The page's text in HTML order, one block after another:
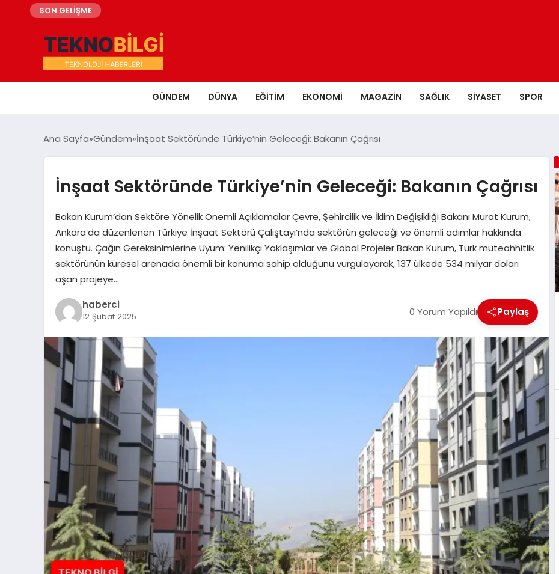
SON GELİŞME
GÜNDEM DÜNYA EĞITIM EKONOMI MAGAZIN SAĞLIK SIYASET SPOR
Ana Sayfa Gündem İnşaat Sektöründe Türkiye’nin Geleceği: Bakanın Çağrısı
İnşaat Sektöründe Türkiye’nin Geleceği: Bakanın Çağrısı
Bakan Kurum’dan Sektöre Yönelik Önemli Açıklamalar Çevre, Şehircilik ve İklim Değişikliği Bakanı Murat Kurum,
Ankara’da düzenlenen Türkiye İnşaat Sektörü Çalıştayı’nda sektörün geleceği ve önemli adımlar hakkında
konuştu. Çağın Gereksinimlerine Uyum: Yenilikçi Yaklaşımlar ve Global Projeler Bakan Kurum, Türk müteahhitlik
sektörünün küresel arenada önemli bir konuma sahip olduğunu vurgulayarak, 137 ülkede 534 milyar doları
aşan projeye…
haberci
12 Şubat 2025 0 Yorum Yapıldı Paylaş